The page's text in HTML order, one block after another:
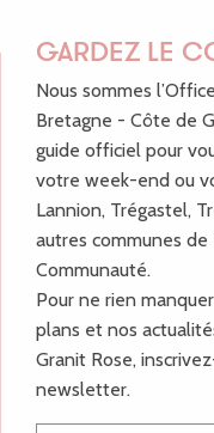
GARDEZ LE
Nous sommes
Bretagne - Côte de
guide officiel pour
votre week-end ou
Lannion, Trégastel,
autres communes
Communauté.
Pour ne rien
plans et nos
Granit Rose,
newsletter.